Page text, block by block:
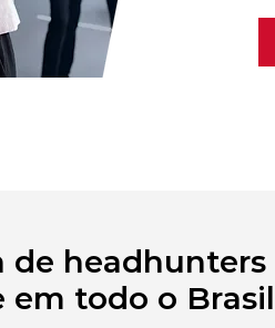
de headhunters
em todo o Brasil